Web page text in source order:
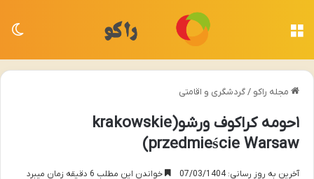
مجله راکو /گردشگری و اقامتی
۱حومه کراکوف ورشو(krakowskie
przedmieście Warsaw)
آخرین به روز رسانی: 07/03/1404 خواندن این مطلب 6 دقیقه زمان میبرد